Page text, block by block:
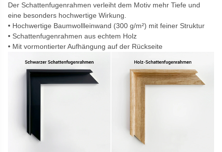
Der Schattenfugenrahmen verleiht dem Motiv mehr Tiefe und
eine besonders hochwertige Wirkung.
Hochwertige Baumwollleinwand (300 g/m²) mit feiner Struktur
Schattenfugenrahmen aus echtem Holz
Mit vormontierter Aufhängung auf der Rückseite